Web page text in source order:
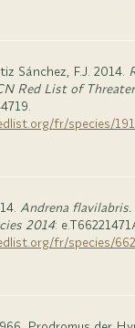
Sánchez, F.J. 2014.
Red List of
fr/species/
Andrena
2014:
fr/species/